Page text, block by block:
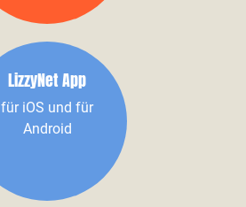
LizzyNet App
für iOS und für
Android